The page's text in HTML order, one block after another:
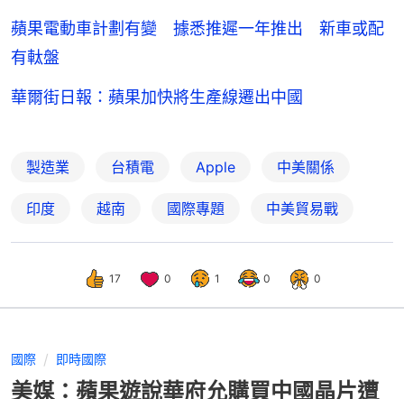
蘋果電動車計劃有變 據悉推遲一年推出 新車或配
有軚盤
華爾街日報：蘋果加快將生產線遷出中國
製造業 台積電 Apple 中美關係
印度 越南 國際專題 中美貿易戰
17 0 1 0 0
國際 即時國際
美媒：蘋果遊說華府允購買中國晶片遭